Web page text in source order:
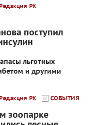
РК
поступил
льготных
и другими
РК СОБЫТИЯ
зоопарке